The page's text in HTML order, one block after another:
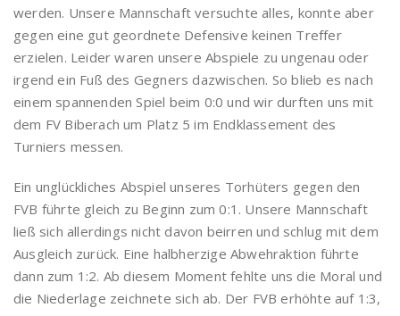
werden. Unsere Mannschaft versuchte alles, konnte aber
gegen eine gut geordnete Defensive keinen Treffer
erzielen. Leider waren unsere Abspiele zu ungenau oder
irgend ein Fuß des Gegners dazwischen. So blieb es nach
einem spannenden Spiel beim 0:0 und wir durften uns mit
dem FV Biberach um Platz 5 im Endklassement des
Turniers messen.
Ein unglückliches Abspiel unseres Torhüters gegen den
FVB führte gleich zu Beginn zum 0:1. Unsere Mannschaft
ließ sich allerdings nicht davon beirren und schlug mit dem
Ausgleich zurück. Eine halbherzige Abwehraktion führte
dann zum 1:2. Ab diesem Moment fehlte uns die Moral und
die Niederlage zeichnete sich ab. Der FVB erhöhte auf 1:3,